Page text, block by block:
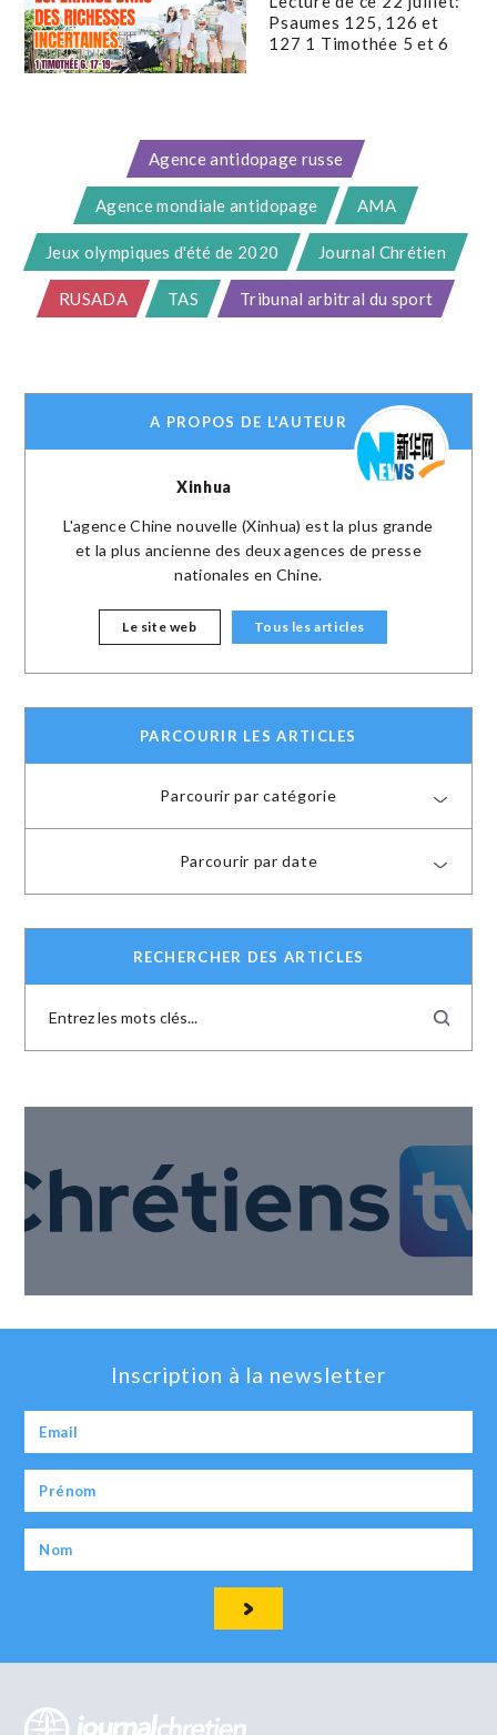
Psaumes 125, 126 et
127 1 Timothée 5 et 6
Agence antidopage russe
Agence mondiale antidopage AMA
Jeux olympiques d'été de 2020 Journal Chrétien
RUSADA TAS Tribunal arbitral du sport
A PROPOS DE L'AUTEUR
Xinhua
L'agence Chine nouvelle (Xinhua) est la plus grande
et la plus ancienne des deux agences de presse
nationales en Chine.
Le site web Tous les articles
PARCOURIR LES ARTICLES
Parcourir par catégorie
Parcourir par date
RECHERCHER DES ARTICLES
Inscription à la newsletter